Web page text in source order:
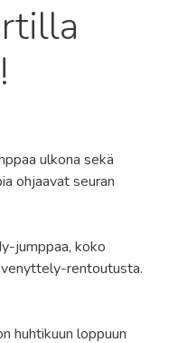
ulkona sekä
ohjaavat seuran
jumppaa, koko
venyttely-rentoutusta.
huhtikuun loppuun